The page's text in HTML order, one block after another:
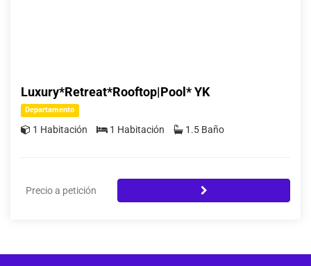
Luxury*Retreat*Rooftop|Pool* YK
Departamento
1 Habitación 1 Habitación 1.5 Baño
Precio a petición